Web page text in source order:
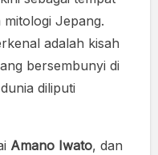
Jepang.
adalah kisah
bersembunyi di
diliputi
Amano Iwato, dan